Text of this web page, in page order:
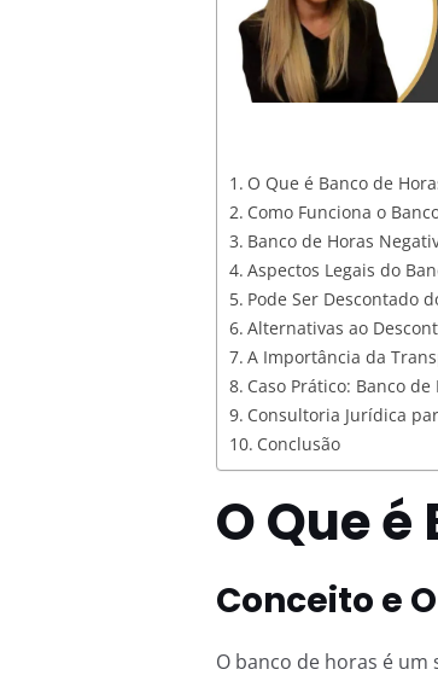
O Que é Banco de
Como Funciona o
Banco de Horas
Aspectos Legais do
Pode Ser Descontado
Alternativas ao
A Importância da
Caso Prático: Banco
Consultoria Jurídica
Conclusão
O Que
Conceito e
O banco de horas é